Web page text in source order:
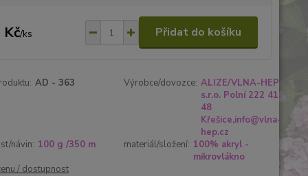
Kč/ks Přidat do košíku
AD - 363 Výrobce/dovozce: ALIZE/VLNA-HEP
s.r.o. Polní 222 41,
48
Křešice,info@vlna-
hep.cz
návin: 100 g /350 m materiál/složení: 100% akryl -
mikrovlákno
/ dostupnost